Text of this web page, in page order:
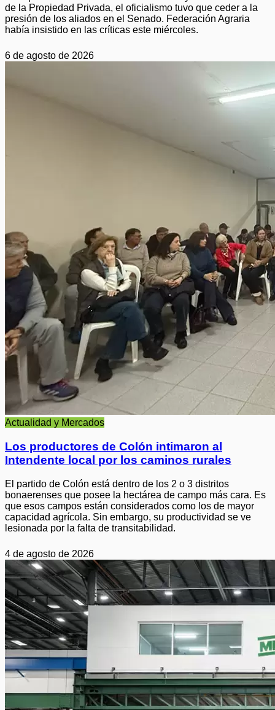
de la Propiedad Privada, el oficialismo tuvo que ceder a la
presión de los aliados en el Senado. Federación Agraria
había insistido en las críticas este miércoles.
6 de agosto de 2026
Actualidad y Mercados
Los productores de Colón intimaron al
Intendente local por los caminos rurales
El partido de Colón está dentro de los 2 o 3 distritos
bonaerenses que posee la hectárea de campo más cara. Es
que esos campos están considerados como los de mayor
capacidad agrícola. Sin embargo, su productividad se ve
lesionada por la falta de transitabilidad.
4 de agosto de 2026